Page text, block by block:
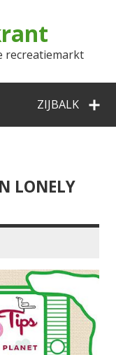
recreatiemarkt
ZIJBALK
LONELY